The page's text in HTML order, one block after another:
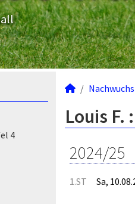
4
Nachwuchs
Louis F.
2024/25
1.ST Sa,